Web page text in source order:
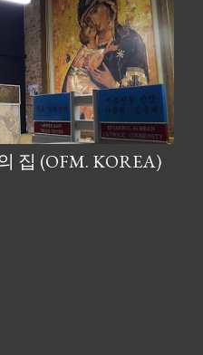
집 (OFM. KOREA)